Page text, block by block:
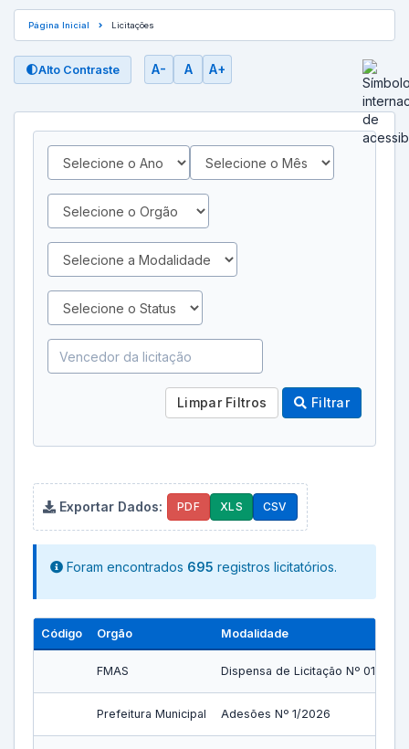
Página Inicial Licitações
🌓Alto Contraste A- A A+
Limpar Filtros Filtrar
Exportar Dados: PDF XLS CSV
Foram encontrados 695 registros licitatórios.
Código Orgão Modalidade
FMAS Dispensa de Licitação Nº 01/2026
Prefeitura Municipal Adesões Nº 1/2026